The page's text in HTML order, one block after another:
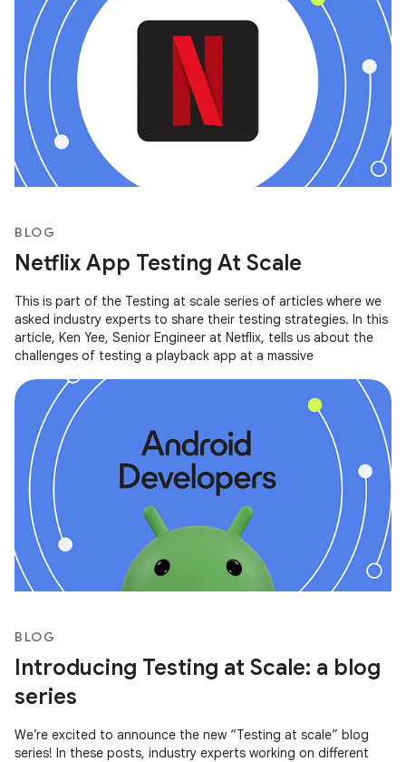
BLOG
Netflix App Testing At Scale
This is part of the Testing at scale series of articles where we
asked industry experts to share their testing strategies. In this
article, Ken Yee, Senior Engineer at Netflix, tells us about the
challenges of testing a playback app at a massive
BLOG
Introducing Testing at Scale: a blog
series
We’re excited to announce the new “Testing at scale” blog
series! In these posts, industry experts working on different